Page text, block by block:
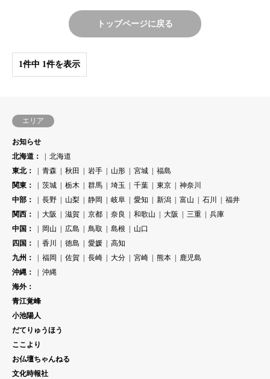
トップページに戻る
1件中 1件を表示
エリア
お知らせ
北海道：
北海道
東北：
青森 秋田 岩手 山形 宮城
福島
関東：
茨城 栃木 群馬 埼玉 千葉 東京
神奈川
中部：
長野 山梨 静岡 岐阜 愛知 新潟 富山 石川
福井
関西：
大阪 滋賀 京都 奈良 和歌山 大阪 三重
兵庫
中国：
岡山 広島 鳥取 島根
山口
四国：
香川 徳島 愛媛
高知
九州：
福岡 佐賀 長崎 大分 宮崎 熊本
鹿児島
沖縄：
沖縄
海外：
青江覚峰
小池陽人
だてりゅうほう
ここより
お仏壇ちゃんねる
文化時報社